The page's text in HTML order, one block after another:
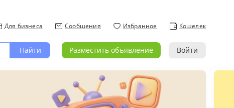
Для бизнеса Сообщения Избранное Кошелек
Найти Разместить объявление Войти